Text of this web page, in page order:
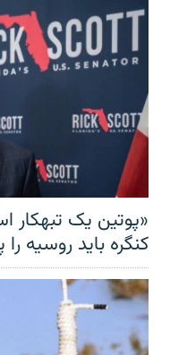
«پوتین یک تبهکار
کنگره باید روسیه